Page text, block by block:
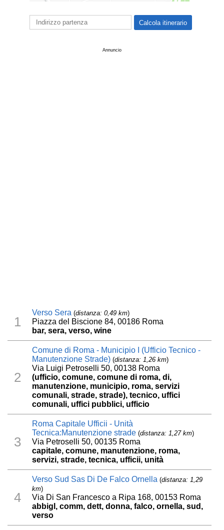
Annuncio
1
Verso Sera (distanza: 0,49 km)
Piazza del Biscione 84, 00186 Roma
bar, sera, verso, wine
2
Comune di Roma - Municipio I (Ufficio Tecnico -
Manutenzione Strade) (distanza: 1,26 km)
Via Luigi Petroselli 50, 00138 Roma
(ufficio, comune, comune di roma, di,
manutenzione, municipio, roma, servizi
comunali, strade, strade), tecnico, uffici
comunali, uffici pubblici, ufficio
3
Roma Capitale Ufficii - Unità
Tecnica:Manutenzione strade (distanza: 1,27 km)
Via Petroselli 50, 00135 Roma
capitale, comune, manutenzione, roma,
servizi, strade, tecnica, ufficii, unità
4
Verso Sud Sas Di De Falco Ornella (distanza: 1,29
km)
Via Di San Francesco a Ripa 168, 00153 Roma
abbigl, comm, dett, donna, falco, ornella, sud,
verso